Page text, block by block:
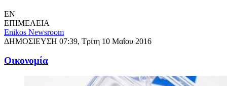
EN
ΕΠΙΜΕΛΕΙΑ
Enikos Newsroom
ΔΗΜΟΣΙΕΥΣΗ 07:39, Τρίτη 10 Μαΐου 2016
Oικονομία